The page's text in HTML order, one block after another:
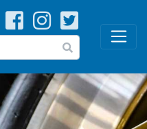
Passar